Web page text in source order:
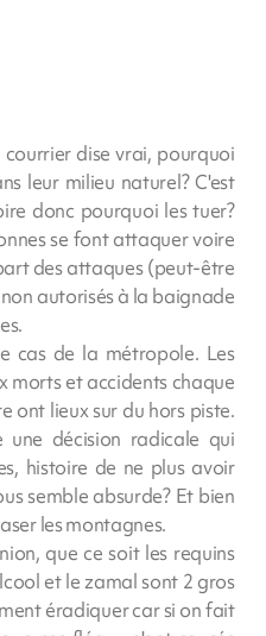
dise vrai, pourquoi
leur milieu naturel? C'est
donc pourquoi les tuer?
se font attaquer voire
des attaques (peut-être
autorisés à la baignade
cas de la métropole. Les
morts et accidents chaque
ont lieux sur du hors piste.
décision radicale qui
histoire de ne plus avoir
semble absurde? Et bien
les montagnes.
que ce soit les requins
et le zamal sont 2 gros
éradiquer car si on fait